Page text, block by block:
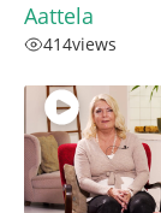
Aattela
414views